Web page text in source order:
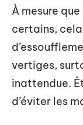
À mesure
certains,
vertiges,
inattendue.
d’éviter les